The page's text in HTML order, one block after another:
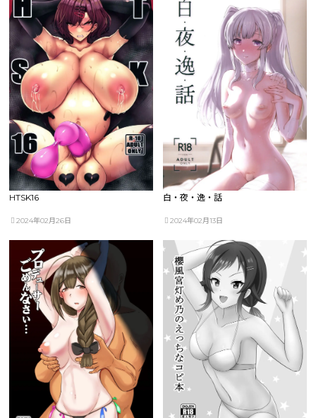
HTSK16
2024年02月26日
白・夜・逸・話
2024年02月13日